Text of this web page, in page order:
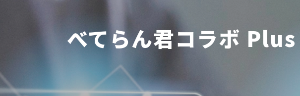
べてらん君コラボ Plus